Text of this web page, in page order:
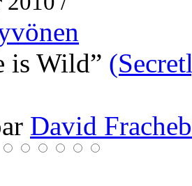
is Wild”
David